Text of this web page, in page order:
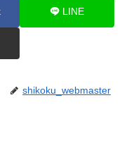
LINE
shikoku_webmaster